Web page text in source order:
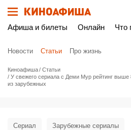
Афиша и билеты Онлайн Что
Новости Статьи Про жизнь
Киноафиша
Статьи
У свежего сериала с Деми Мур рейтинг
из зарубежных
Сериал Зарубежные сериалы